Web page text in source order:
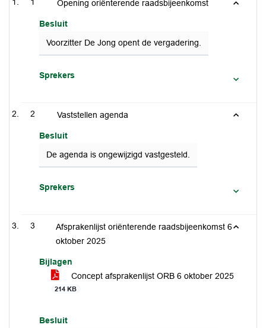
Opening oriënterende raadsbijeenkomst
Besluit
Voorzitter De Jong opent de vergadering.
Sprekers
2 Vaststellen agenda
Besluit
De agenda is ongewijzigd vastgesteld.
Sprekers
3
Afsprakenlijst oriënterende raadsbijeenkomst 6
oktober 2025
Bijlagen
Concept afsprakenlijst ORB 6 oktober 2025
214 KB
Besluit